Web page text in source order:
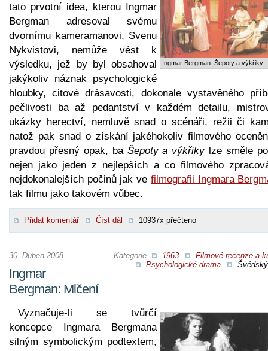
Ingmar Bergman: Šepoty a výkřiky
tato prvotní idea, kterou Ingmar
Bergman adresoval svému
dvornímu kameramanovi, Svenu
Nykvistovi, nemůže vést k
výsledku, jež by byl obsahoval
jakýkoliv náznak psychologické
hloubky, citové drásavosti, dokonale vystavěného
pečlivosti ba až pedantství v každém detailu,
ukázky herectví, nemluvě snad o scénáři, režii či
natož pak snad o získání jakéhokoliv filmového
pravdou přesný opak, ba Šepoty a výkřikylze směle
nejen jako jeden z nejlepších a co filmového
nejdokonalejších počinů jak ve filmografii Ingmara
tak filmu jako takovém vůbec.
Přidat komentář Číst dál 10937x přečteno
Kategorie 1963
Filmové recenze a
Psychologické drama
30. Duben 2008
Ingmar
Bergman: Mlčení
Vyznačuje-li se tvůrčí
koncepce Ingmara Bergmana
silným symbolickým podtextem,